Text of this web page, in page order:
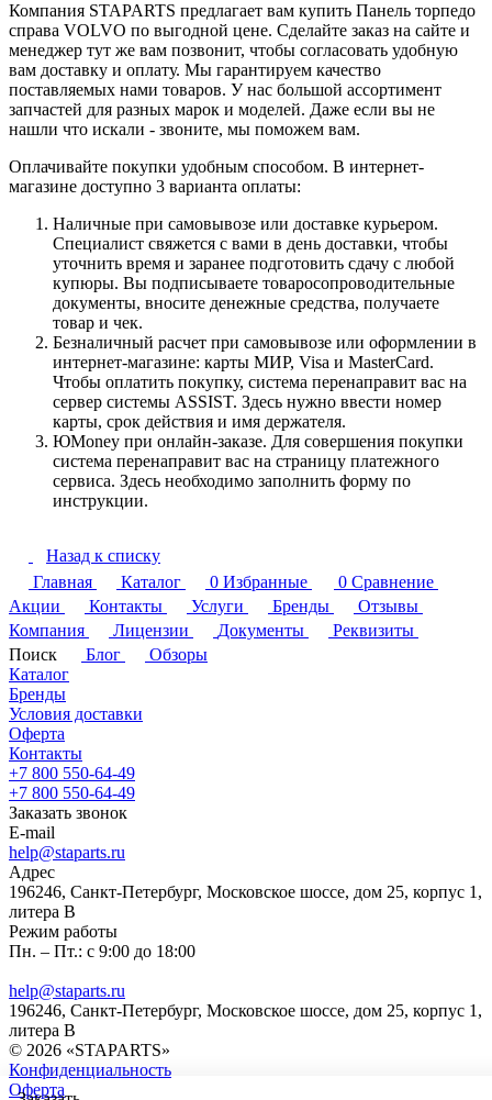
Компания STAPARTS предлагает вам купить Панель торпедо
справа VOLVO по выгодной цене. Сделайте заказ на сайте и
менеджер тут же вам позвонит, чтобы согласовать удобную
вам доставку и оплату. Мы гарантируем качество
поставляемых нами товаров. У нас большой ассортимент
запчастей для разных марок и моделей. Даже если вы не
нашли что искали - звоните, мы поможем вам.
Оплачивайте покупки удобным способом. В интернет-
магазине доступно 3 варианта оплаты:
Наличные при самовывозе или доставке курьером.
Специалист свяжется с вами в день доставки, чтобы
уточнить время и заранее подготовить сдачу с любой
купюры. Вы подписываете товаросопроводительные
документы, вносите денежные средства, получаете
товар и чек.
Безналичный расчет при самовывозе или оформлении в
интернет-магазине: карты МИР, Visa и MasterCard.
Чтобы оплатить покупку, система перенаправит вас на
сервер системы ASSIST. Здесь нужно ввести номер
карты, срок действия и имя держателя.
ЮMoney при онлайн-заказе. Для совершения покупки
система перенаправит вас на страницу платежного
сервиса. Здесь необходимо заполнить форму по
инструкции.
Назад к списку
Главная
Каталог 0 Избранные 0 Сравнение
Акции
Контакты Услуги Бренды
Отзывы
Компания
Лицензии Документы
Реквизиты
Поиск
Блог
Обзоры
Каталог
Бренды
Условия доставки
Оферта
Контакты
+7 800 550-64-49
+7 800 550-64-49
Заказать звонок
E-mail
help@staparts.ru
Адрес
196246, Санкт-Петербург, Московское шоссе, дом 25, корпус 1,
литера В
Режим работы
Пн. – Пт.: с 9:00 до 18:00
help@staparts.ru
196246, Санкт-Петербург, Московское шоссе, дом 25, корпус 1,
литера В
© 2026 «STAPARTS»
Конфиденциальность
Оферта